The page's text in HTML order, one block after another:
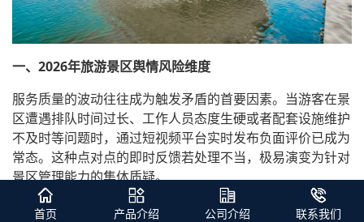
一、2026年旅游景区舆情风险维度
服务质量的波动往往成为触发矛盾的首要因素。当游客在景
区遭遇排队时间过长、工作人员态度生硬或者配套设施维护
不及时等问题时，通过短视频平台实时发布负面评价已成为
常态。这种点对点的即时反馈若处理不当，极易演变为针对
景区管理能力的集体质疑。
价格透明度与公平性同样处于舆论的显微镜下。2026年的
首页 产品介绍 公司介绍 联系我们